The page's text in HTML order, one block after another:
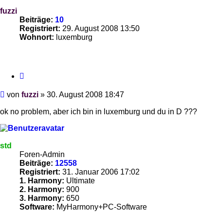
fuzzi
Beiträge: 10
Registriert: 29. August 2008 13:50
Wohnort: luxemburg
Beitrag
von fuzzi » 30. August 2008 18:47
ok no problem, aber ich bin in luxemburg und du in D ???
std
Foren-Admin
Beiträge: 12558
Registriert: 31. Januar 2006 17:02
1. Harmony: Ultimate
2. Harmony: 900
3. Harmony: 650
Software: MyHarmony+PC-Software